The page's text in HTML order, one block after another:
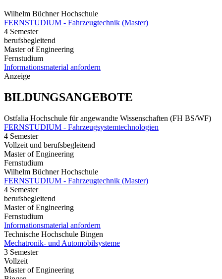
Wilhelm Büchner Hochschule
FERNSTUDIUM - Fahrzeugtechnik (Master)
4 Semester
berufsbegleitend
Master of Engineering
Fernstudium
Informationsmaterial anfordern
Anzeige
BILDUNGSANGEBOTE
Ostfalia Hochschule für angewandte Wissenschaften (FH BS/WF)
FERNSTUDIUM - Fahrzeugsystemtechnologien
4 Semester
Vollzeit und berufsbegleitend
Master of Engineering
Fernstudium
Wilhelm Büchner Hochschule
FERNSTUDIUM - Fahrzeugtechnik (Master)
4 Semester
berufsbegleitend
Master of Engineering
Fernstudium
Informationsmaterial anfordern
Technische Hochschule Bingen
Mechatronik- und Automobilsysteme
3 Semester
Vollzeit
Master of Engineering